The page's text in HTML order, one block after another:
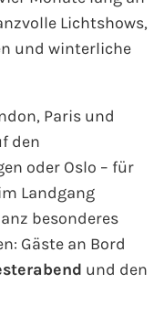
Lichtshows,
und winterliche
Paris und
den
oder Oslo – für
Landgang
besonderes
Gäste an Bord
und den